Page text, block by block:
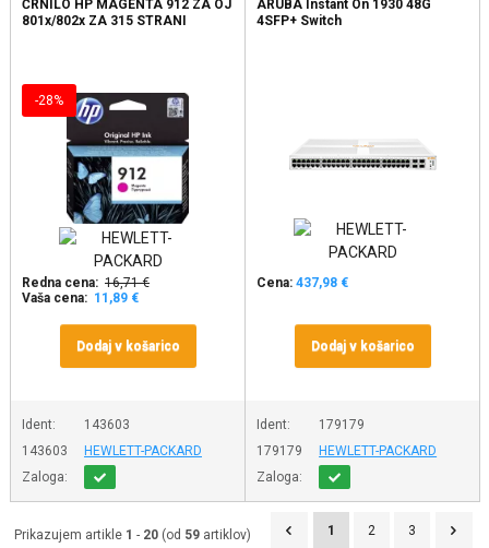
ČRNILO HP MAGENTA 912 ZA OJ
801x/802x ZA 315 STRANI
-28%
Redna cena: 16,71 €
Vaša cena: 11,89 €
Dodaj v košarico
Ident:
143603
143603
HEWLETT-PACKARD
Zaloga:
ARUBA Instant On 1930 48G
4SFP+ Switch
Cena: 437,98 €
Dodaj v košarico
Ident:
179179
179179
HEWLETT-PACKARD
Zaloga:
Prikazujem artikle 1 - 20 (od 59 artiklov) 1 2 3